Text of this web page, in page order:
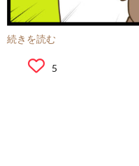
続きを読む
5